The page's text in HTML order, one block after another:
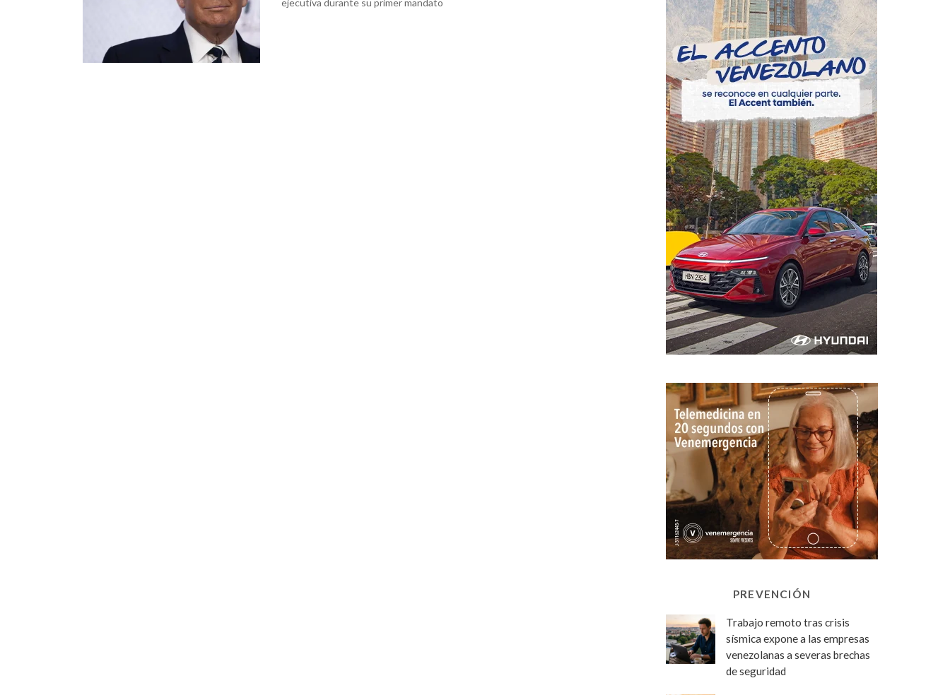
ejecutiva durante su primer mandato
PREVENCIÓN
Trabajo remoto tras crisis
sísmica expone a las empresas
venezolanas a severas brechas
de seguridad